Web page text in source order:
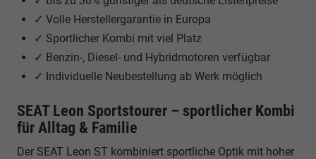
✓ Volle Herstellergarantie in Europa
✓ Sportlicher Kombi mit viel Platz
✓ Benzin-, Diesel- und Hybridmotoren verfügbar
✓ Individuelle Neubestellung ab Werk möglich
SEAT Leon Sportstourer – sportlicher Kombi
für Alltag & Familie
Der SEAT Leon ST kombiniert sportliche Optik mit hoher